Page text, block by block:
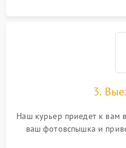
3.
Наш курьер приедет к вам
ваш фотовспышка и